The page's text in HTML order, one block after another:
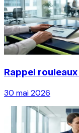
Rappel
30 mai 2026